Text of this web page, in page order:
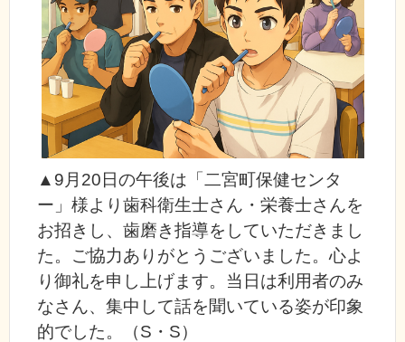
▲9月20日の午後は「二宮町保健センタ
ー」様より歯科衛生士さん・栄養士さんを
お招きし、歯磨き指導をしていただきまし
た。ご協力ありがとうございました。心よ
り御礼を申し上げます。当日は利用者のみ
なさん、集中して話を聞いている姿が印象
的でした。（S・S）